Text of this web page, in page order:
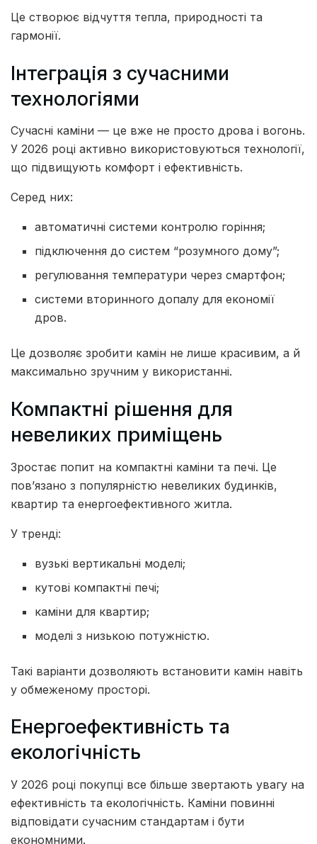
Це створює відчуття тепла, природності та
гармонії.
Інтеграція з сучасними
технологіями
Сучасні каміни — це вже не просто дрова і вогонь.
У 2026 році активно використовуються технології,
що підвищують комфорт і ефективність.
Серед них:
автоматичні системи контролю горіння;
підключення до систем “розумного дому”;
регулювання температури через смартфон;
системи вторинного допалу для економії
дров.
Це дозволяє зробити камін не лише красивим, а й
максимально зручним у використанні.
Компактні рішення для
невеликих приміщень
Зростає попит на компактні каміни та печі. Це
пов’язано з популярністю невеликих будинків,
квартир та енергоефективного житла.
У тренді:
вузькі вертикальні моделі;
кутові компактні печі;
каміни для квартир;
моделі з низькою потужністю.
Такі варіанти дозволяють встановити камін навіть
у обмеженому просторі.
Енергоефективність та
екологічність
У 2026 році покупці все більше звертають увагу на
ефективність та екологічність. Каміни повинні
відповідати сучасним стандартам і бути
економними.